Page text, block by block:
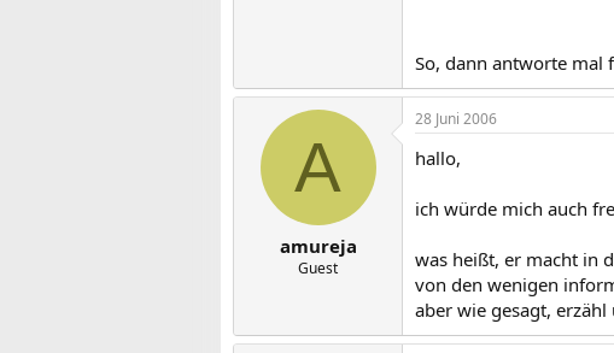
So, dann antworte mal
A
amureja
Guest
28 Juni 2006
hallo,
ich würde mich auch
was heißt, er macht in
von den wenigen
aber wie gesagt,